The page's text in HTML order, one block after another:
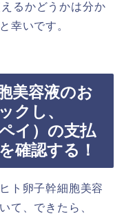
るかどうかは分か
幸いです。
美容液のお
クし、
イ）の支払
確認する！
ト卵子幹細胞美容
て、できたら、